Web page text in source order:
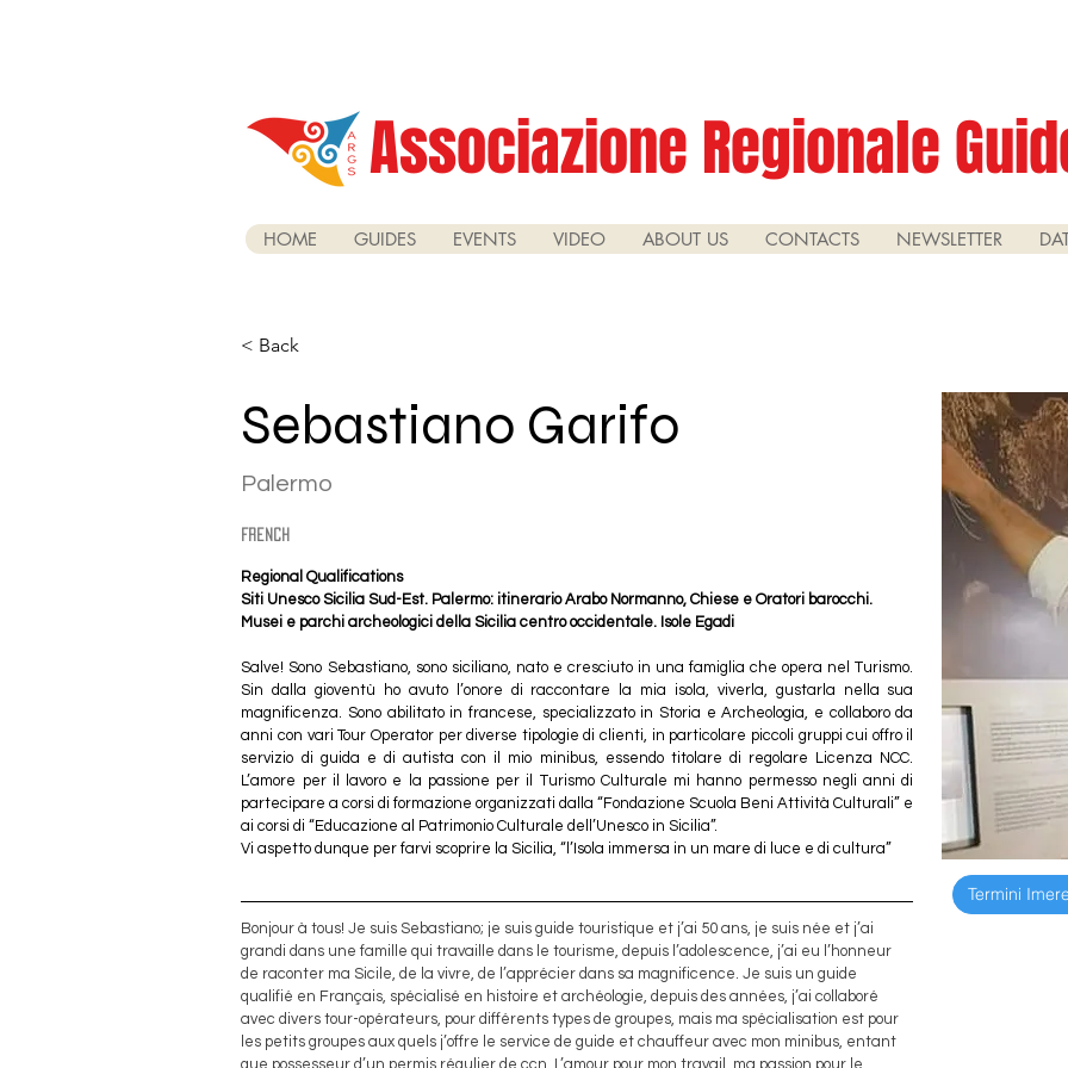
Associazione Regionale
HOME GUIDES EVENTS VIDEO ABOUT US CONTACTS NEWSLETTER
< Back
Sebastiano Garifo
Palermo
french
Regional Qualifications
Siti Unesco Sicilia Sud-Est. Palermo: itinerario Arabo Normanno, Chiese e Oratori barocchi.
Musei e parchi archeologici della Sicilia centro occidentale. Isole Egadi
Salve! Sono Sebastiano, sono siciliano, nato e cresciuto in una famiglia che opera nel Turismo.
Sin dalla gioventù ho avuto l’onore di raccontare la mia isola, viverla, gustarla nella sua
magnificenza. Sono abilitato in francese, specializzato in Storia e Archeologia, e collaboro da
anni con vari Tour Operator per diverse tipologie di clienti, in particolare piccoli gruppi cui offro il
servizio di guida e di autista con il mio minibus, essendo titolare di regolare Licenza NCC.
L’amore per il lavoro e la passione per il Turismo Culturale mi hanno permesso negli anni di
partecipare a corsi di formazione organizzati dalla “Fondazione Scuola Beni Attività Culturali” e
ai corsi di “Educazione al Patrimonio Culturale dell’Unesco in Sicilia”.
Vi aspetto dunque per farvi scoprire la Sicilia, “l’Isola immersa in un mare di luce e di cultura”
Bonjour à tous! Je suis Sebastiano; je suis guide touristique et j’ai 50 ans, je suis née et j’ai
grandi dans une famille qui travaille dans le tourisme, depuis l’adolescence, j’ai eu l’honneur
de raconter ma Sicile, de la vivre, de l’apprécier dans sa magnificence. Je suis un guide
qualifié en Français, spécialisé en histoire et archéologie, depuis des années, j’ai collaboré
avec divers tour-opérateurs, pour différents types de groupes, mais ma spécialisation est pour
les petits groupes aux quels j’offre le service de guide et chauffeur avec mon minibus, entant
que possesseur d’un permis régulier de ccn. L’amour pour mon travail, ma passion pour le
Termini